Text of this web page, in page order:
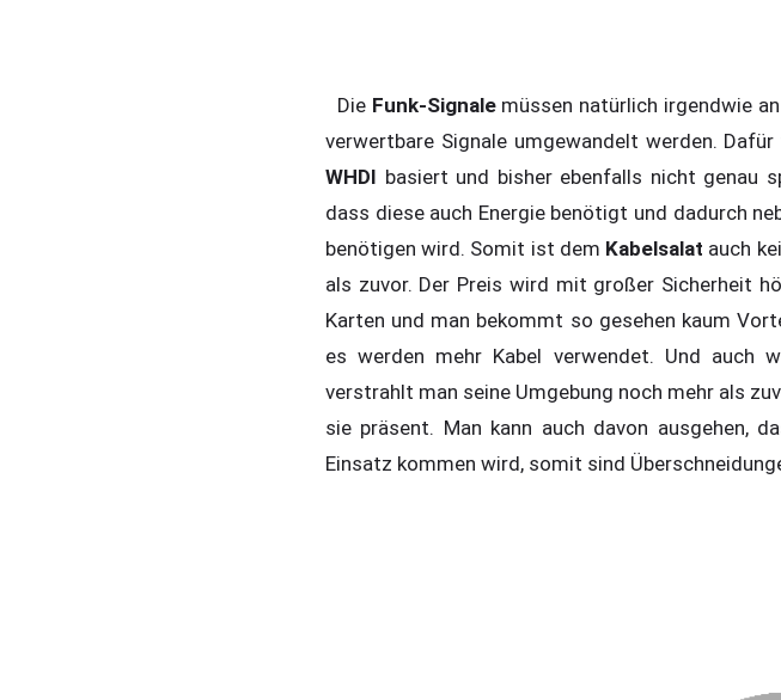
Die Funk-Signalemüssen natürlich irgendwie an
verwertbare Signale umgewandelt werden.
WHDI basiert und bisher ebenfalls nicht genau
dass diese auch Energie benötigt und dadurch
benötigen wird. Somit ist dem Kabelsalat auch
als zuvor. Der Preis wird mit großer Sicherheit
Karten und man bekommt so gesehen kaum
es werden mehr Kabel verwendet. Und auch
verstrahlt man seine Umgebung noch mehr als
sie präsent. Man kann auch davon ausgehen,
Einsatz kommen wird, somit sind